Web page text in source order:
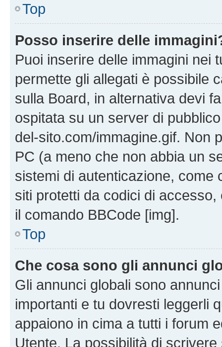
Top
Posso inserire delle
Puoi inserire delle immagini nei
permette gli allegati è possibile
sulla Board, in alternativa devi
ospitata su un server di
del-sito.com/immagine.gif. Non
PC (a meno che non abbia un
sistemi di autenticazione, come
siti protetti da codici di
il comando BBCode [img].
Top
Che cosa sono gli annunci
Gli annunci globali sono
importanti e tu dovresti leggerli
appaiono in cima a tutti i forum
Utente. La possibilità di